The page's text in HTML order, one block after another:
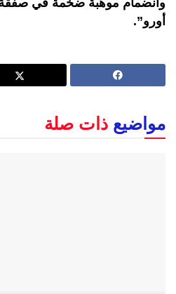
أورو”.
مواضيع ذات صلة